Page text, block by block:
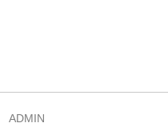
ADMIN